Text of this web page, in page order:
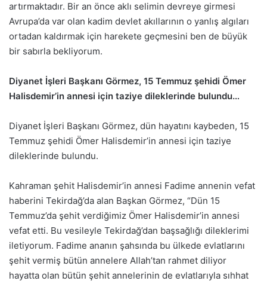
artırmaktadır. Bir an önce aklı selimin devreye girmesi
Avrupa’da var olan kadim devlet akıllarının o yanlış algıları
ortadan kaldırmak için harekete geçmesini ben de büyük
bir sabırla bekliyorum.
Diyanet İşleri Başkanı Görmez, 15 Temmuz şehidi Ömer
Halisdemir’in annesi için taziye dileklerinde bulundu…
Diyanet İşleri Başkanı Görmez, dün hayatını kaybeden, 15
Temmuz şehidi Ömer Halisdemir’in annesi için taziye
dileklerinde bulundu.
Kahraman şehit Halisdemir’in annesi Fadime annenin vefat
haberini Tekirdağ’da alan Başkan Görmez, “Dün 15
Temmuz’da şehit verdiğimiz Ömer Halisdemir’in annesi
vefat etti. Bu vesileyle Tekirdağ’dan başsağlığı dileklerimi
iletiyorum. Fadime ananın şahsında bu ülkede evlatlarını
şehit vermiş bütün annelere Allah’tan rahmet diliyor
hayatta olan bütün şehit annelerinin de evlatlarıyla sıhhat